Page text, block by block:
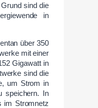
sind die
in
über 350
mit einer
Gigawatt in
sind die
um Strom in
speichern. In
im Stromnetz